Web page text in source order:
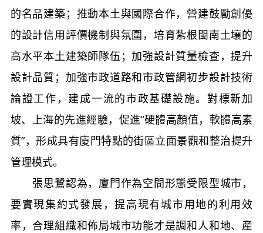
的名品建築；推動本土與國際合作，營建鼓勵創優
的設計信用評價機制與氛圍，培育紮根閩南土壤的
高水平本土建築師隊伍；加強設計質量檢查，提升
設計品質；加強市政道路和市政管網初步設計技術
論證工作，建成一流的市政基礎設施。對標新加
坡、上海的先進經驗，促進“硬體高顏值，軟體高素
質”，形成具有廈門特點的街區立面景觀和整治提升
管理模式。
張思鷺認為，廈門作為空間形態受限型城市，
要實現集約式發展，提高現有城市用地的利用效
率，合理組織和佈局城市功能才是調和人和地、産